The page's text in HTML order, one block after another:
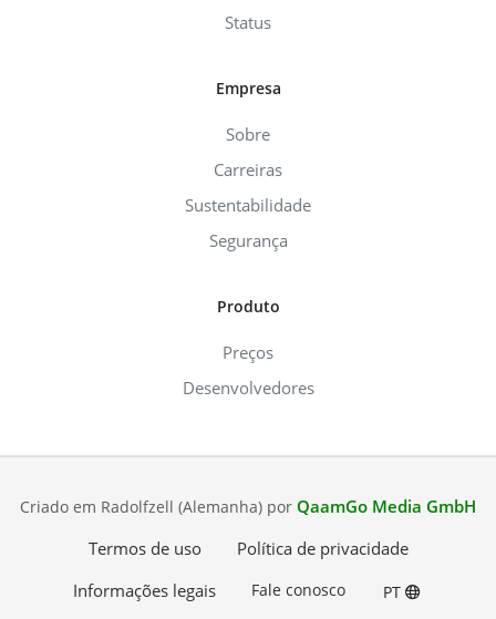
Status
Empresa
Sobre
Carreiras
Sustentabilidade
Segurança
Produto
Preços
Desenvolvedores
Criado em Radolfzell (Alemanha) por QaamGo Media GmbH
Termos de uso
Política de privacidade
Informações legais
Fale conosco PT